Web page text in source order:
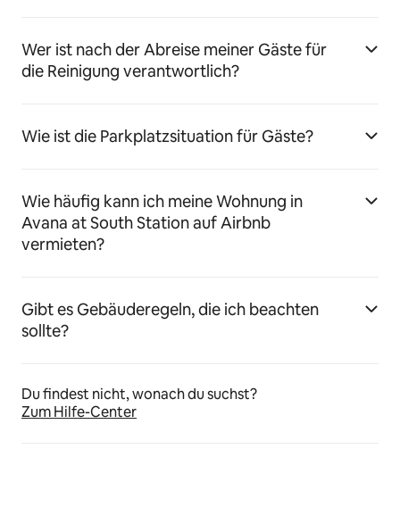
Wer ist nach der Abreise meiner Gäste für
die Reinigung verantwortlich?
Wie ist die Parkplatzsituation für Gäste?
Wie häufig kann ich meine Wohnung in
Avana at South Station auf Airbnb
vermieten?
Gibt es Gebäuderegeln, die ich beachten
sollte?
Du findest nicht, wonach du suchst?
Zum Hilfe-Center